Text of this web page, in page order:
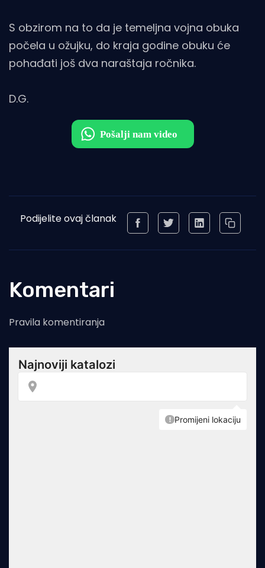
S obzirom na to da je temeljna vojna obuka
počela u ožujku, do kraja godine obuku će
pohađati još dva naraštaja ročnika.
D.G.
Podijelite ovaj članak
Komentari
Pravila komentiranja